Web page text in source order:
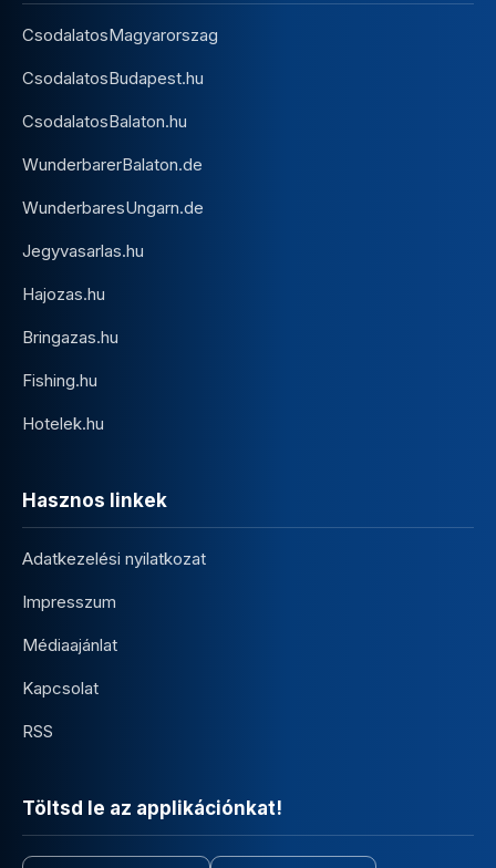
CsodalatosMagyarorszag
CsodalatosBudapest.hu
CsodalatosBalaton.hu
WunderbarerBalaton.de
WunderbaresUngarn.de
Jegyvasarlas.hu
Hajozas.hu
Bringazas.hu
Fishing.hu
Hotelek.hu
Hasznos linkek
Adatkezelési nyilatkozat
Impresszum
Médiaajánlat
Kapcsolat
RSS
Töltsd le az applikációnkat!